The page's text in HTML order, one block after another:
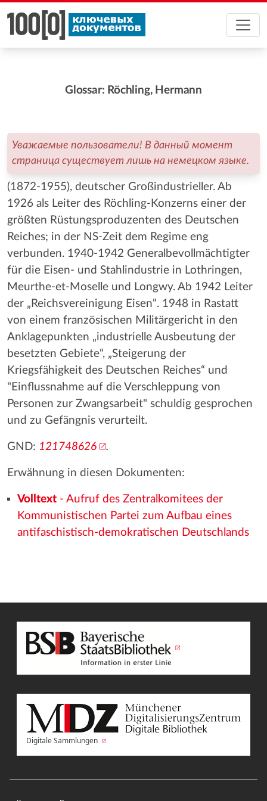
Glossar: Röchling, Hermann
Уважаемые пользователи! В данный момент
страница существует лишь на немецком языке.
(1872-1955), deutscher Großindustrieller. Ab
1926 als Leiter des Röchling-Konzerns einer der
größten Rüstungsproduzenten des Deutschen
Reiches; in der NS-Zeit dem Regime eng
verbunden. 1940-1942 Generalbevollmächtigter
für die Eisen- und Stahlindustrie in Lothringen,
Meurthe-et-Moselle und Longwy. Ab 1942 Leiter
der „Reichsvereinigung Eisen“. 1948 in Rastatt
von einem französischen Militärgericht in den
Anklagepunkten „industrielle Ausbeutung der
besetzten Gebiete“, „Steigerung der
Kriegsfähigkeit des Deutschen Reiches“ und
"Einflussnahme auf die Verschleppung von
Personen zur Zwangsarbeit" schuldig gesprochen
und zu Gefängnis verurteilt.
GND: 121748626 .
Erwähnung in diesen Dokumenten:
Volltext- Aufruf des Zentralkomitees der
Kommunistischen Partei zum Aufbau eines
antifaschistisch-demokratischen Deutschlands
Digitale Sammlungen